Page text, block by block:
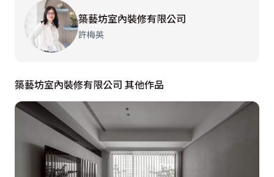
築藝坊室內裝修有限公司
許梅英
築藝坊室內裝修有限公司 其他作品